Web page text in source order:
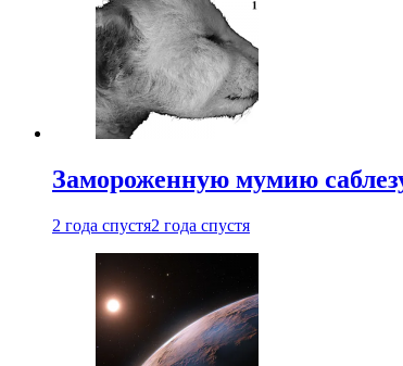
Замороженную мумию
2 года спустя2 года спустя